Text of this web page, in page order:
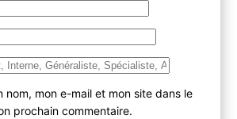
nom, mon e-mail et mon site dans le
prochain commentaire.